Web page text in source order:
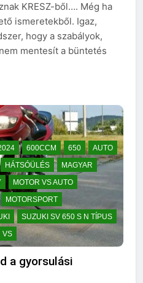
KRESZ-ből…. Még ha
ismeretekből. Igaz,
hogy a szabályok,
mentesít a büntetés
600CCM 650
AUTO
HÁTSÓÜLÉS
MAGYAR
MOTOR VS AUTO
MOTORSPORT
SUZUKI SV 650 S N TÍPUS
VS
a gyorsulási